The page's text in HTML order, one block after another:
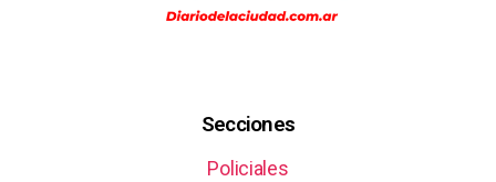
Secciones
Policiales